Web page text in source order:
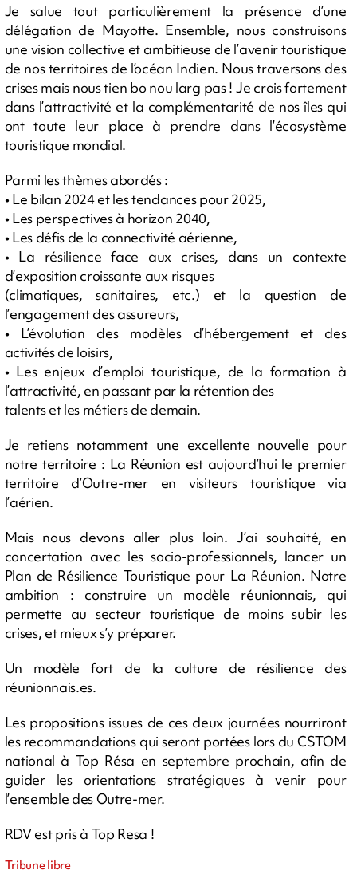
Je salue tout particulièrement la présence d’une
délégation de Mayotte. Ensemble, nous construisons
une vision collective et ambitieuse de l’avenir touristique
de nos territoires de l’océan Indien. Nous traversons des
crises mais nous tien bo nou larg pas ! Je crois fortement
dans l’attractivité et la complémentarité de nos îles qui
ont toute leur place à prendre dans l’écosystème
touristique mondial.
Parmi les thèmes abordés :
• Le bilan 2024 et les tendances pour 2025,
• Les perspectives à horizon 2040,
• Les défis de la connectivité aérienne,
• La résilience face aux crises, dans un contexte
d’exposition croissante aux risques
(climatiques, sanitaires, etc.) et la question de
l’engagement des assureurs,
• L’évolution des modèles d’hébergement et des
activités de loisirs,
• Les enjeux d’emploi touristique, de la formation à
l’attractivité, en passant par la rétention des
talents et les métiers de demain.
Je retiens notamment une excellente nouvelle pour
notre territoire : La Réunion est aujourd’hui le premier
territoire d’Outre-mer en visiteurs touristique via
l’aérien.
Mais nous devons aller plus loin. J’ai souhaité, en
concertation avec les socio-professionnels, lancer un
Plan de Résilience Touristique pour La Réunion. Notre
ambition : construire un modèle réunionnais, qui
permette au secteur touristique de moins subir les
crises, et mieux s’y préparer.
Un modèle fort de la culture de résilience des
réunionnais.es.
Les propositions issues de ces deux journées nourriront
les recommandations qui seront portées lors du CSTOM
national à Top Résa en septembre prochain, afin de
guider les orientations stratégiques à venir pour
l’ensemble des Outre-mer.
RDV est pris à Top Resa !
Tribune libre